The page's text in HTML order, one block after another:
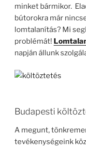
minket bármikor.
bútorokra már
lomtalanítás? Mi
problémát!
napján állunk
Budapesti
A megunt,
tevékenységeink